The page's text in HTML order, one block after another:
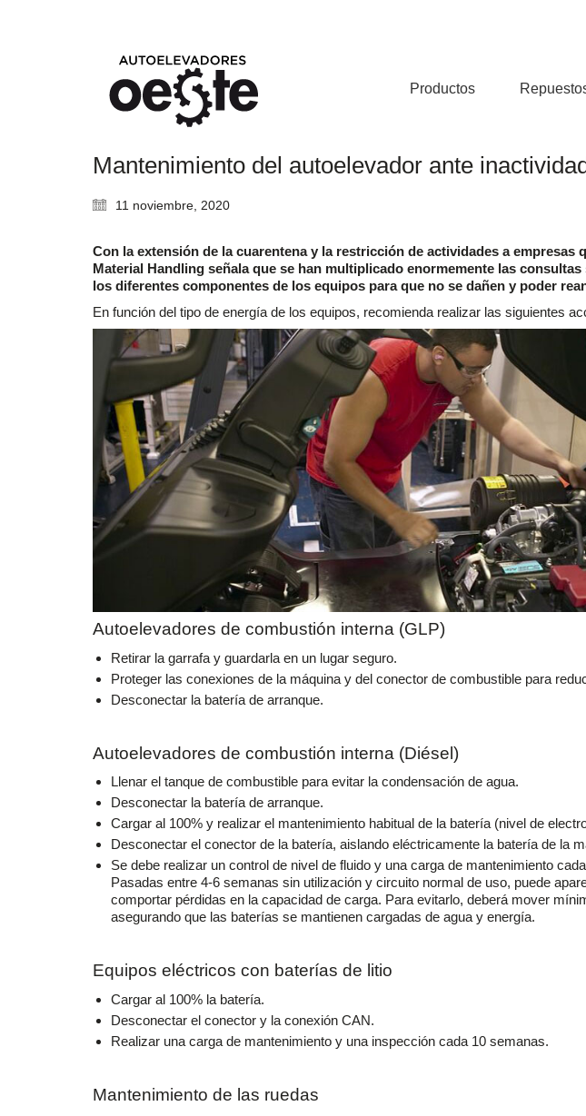
Productos
Mantenimiento del autoelevador ante
11 noviembre, 2020
Con la extensión de la cuarentena y la restricción de actividades a empresas
Material Handling señala que se han multiplicado enormemente las
los diferentes componentes de los equipos para que no se dañen y poder
En función del tipo de energía de los equipos, recomienda realizar las siguientes
Autoelevadores de combustión interna (GLP)
Retirar la garrafa y guardarla en un lugar seguro.
Proteger las conexiones de la máquina y del conector de combustible para
Desconectar la batería de arranque.
Autoelevadores de combustión interna (Diésel)
Llenar el tanque de combustible para evitar la condensación de agua.
Desconectar la batería de arranque.
Cargar al 100% y realizar el mantenimiento habitual de la batería (nivel de
Desconectar el conector de la batería, aislando eléctricamente la batería de la
Se debe realizar un control de nivel de fluido y una carga de mantenimiento
Pasadas entre 4-6 semanas sin utilización y circuito normal de uso, puede
comportar pérdidas en la capacidad de carga. Para evitarlo, deberá mover
asegurando que las baterías se mantienen cargadas de agua y energía.
Equipos eléctricos con baterías de litio
Cargar al 100% la batería.
Desconectar el conector y la conexión CAN.
Realizar una carga de mantenimiento y una inspección cada 10 semanas.
Mantenimiento de las ruedas